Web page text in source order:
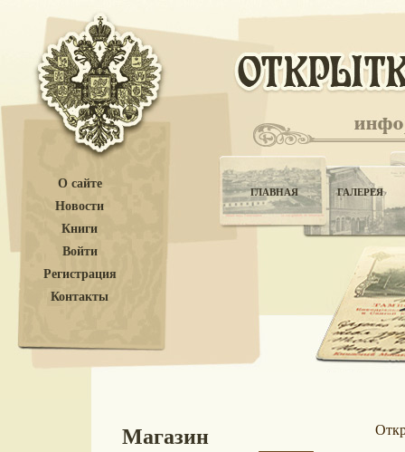
О сайте
Новости
Книги
Войти
Регистрация
Контакты
ГЛАВНАЯ ГАЛЕРЕЯ
Магазин